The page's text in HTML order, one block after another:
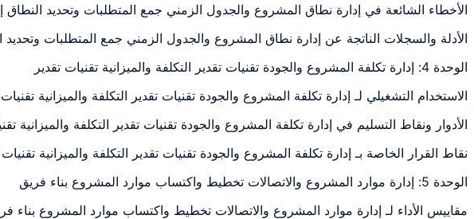
الأخطاء الشائعة في إدارة نطاق المشروع والجدول الزمني جمع المتطلبات وتحديد
الأدلة والسجلات الناتجة عن إدارة نطاق المشروع والجدول الزمني جمع المتطلبات
الوحدة 4: إدارة تكلفة المشروع والجودة تقنيات تقدير التكلفة والميزانية تقنيات تقدير
الاستخدام التشغيلي لـ إدارة تكلفة المشروع والجودة تقنيات تقدير التكلفة والميزانية
الأدوار ونقاط التسليم في إدارة تكلفة المشروع والجودة تقنيات تقدير التكلفة
نقاط القرار الخاصة بـ إدارة تكلفة المشروع والجودة تقنيات تقدير التكلفة والميزانية
الوحدة 5: إدارة موارد المشروع والاتصالات تخطيط واكتساب موارد المشروع بناء فريق
مقاييس الأداء لـ إدارة موارد المشروع والاتصالات تخطيط واكتساب موارد المشروع